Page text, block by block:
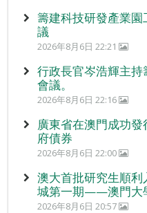
籌建科技研發產業
議
2026年8月6日 22:21
行政長官岑浩輝主
會議。
2026年8月6日 22:16
廣東省在澳門成功
府債券
2026年8月6日 22:00
澳大首批研究生順利
城第一期——澳門大
2026年8月6日 20:57